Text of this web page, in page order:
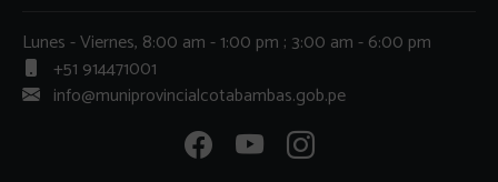
Lunes - Viernes, 8:00 am - 1:00 pm ; 3:00 am - 6:00 pm
+51 914471001
info@muniprovincialcotabambas.gob.pe